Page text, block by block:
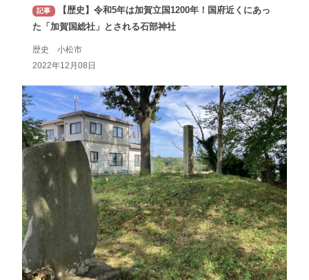
記事
【歴史】令和5年は加賀立国1200年！国府近くにあっ
た「加賀国総社」とされる石部神社
歴史 小松市
2022年12月08日